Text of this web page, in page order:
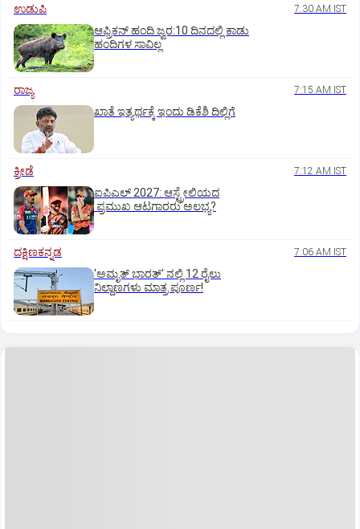
ಉಡುಪಿ 7:30 AM IST
ಆಫ್ರಿಕನ್‌ ಹಂದಿ ಜ್ವರ:10 ದಿನದಲ್ಲಿ ಕಾಡು
ಹಂದಿಗಳ ಸಾವಿಲ್ಲ
ರಾಜ್ಯ 7:15 AM IST
ಖಾತೆ ಇತ್ಯರ್ಥಕ್ಕೆ ಇಂದು ಡಿಕೆಶಿ ದಿಲ್ಲಿಗೆ
ಕ್ರೀಡೆ 7:12 AM IST
ಐಪಿಎಲ್‌ 2027: ಆಸ್ಟ್ರೇಲಿಯದ
ಪ್ರಮುಖ ಆಟಗಾರರು ಅಲಭ್ಯ?
ದಕ್ಷಿಣಕನ್ನಡ 7:06 AM IST
'ಅಮೃತ್‌ ಭಾರತ್‌' ನಲ್ಲಿ 12 ರೈಲು
ನಿಲ್ದಾಣಗಳು ಮಾತ್ರ ಪೂರ್ಣ!